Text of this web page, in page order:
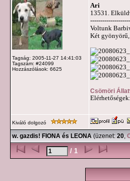
Tagság: 2005-11-27 14:41:03
Tagszám: #24099
Hozzászólások: 6625
Ari
13531.
Voltunk
Két
Csömöri
Kiváló dolgozó
w. gazdis! FIONA és LEONA (üzenet: 20,
/ 1